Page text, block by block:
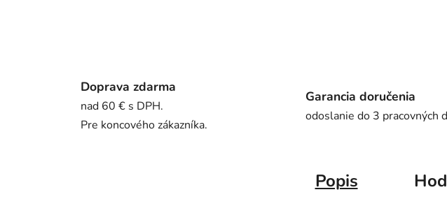
Doprava zdarma
nad 60 € s DPH.
Pre koncového zákazníka.
Garancia doručenia
odoslanie do 3 pracovných
Popis